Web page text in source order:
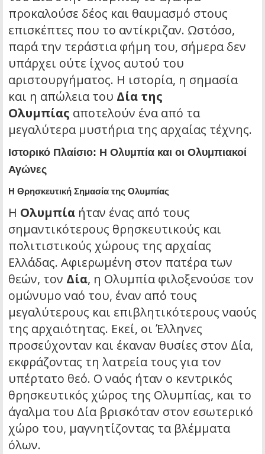
προκαλούσε δέος και θαυμασμό στους
επισκέπτες που το αντίκριζαν. Ωστόσο,
παρά την τεράστια φήμη του, σήμερα δεν
υπάρχει ούτε ίχνος αυτού του
αριστουργήματος. Η ιστορία, η σημασία
και η απώλεια του Δία της
Ολυμπίας αποτελούν ένα από τα
μεγαλύτερα μυστήρια της αρχαίας τέχνης.
Ιστορικό Πλαίσιο: Η Ολυμπία και οι Ολυμπιακοί
Αγώνες
Η Θρησκευτική Σημασία της Ολυμπίας
Η Ολυμπία ήταν ένας από τους
σημαντικότερους θρησκευτικούς και
πολιτιστικούς χώρους της αρχαίας
Ελλάδας. Αφιερωμένη στον πατέρα των
θεών, τον Δία, η Ολυμπία φιλοξενούσε τον
ομώνυμο ναό του, έναν από τους
μεγαλύτερους και επιβλητικότερους ναούς
της αρχαιότητας. Εκεί, οι Έλληνες
προσεύχονταν και έκαναν θυσίες στον Δία,
εκφράζοντας τη λατρεία τους για τον
υπέρτατο θεό. Ο ναός ήταν ο κεντρικός
θρησκευτικός χώρος της Ολυμπίας, και το
άγαλμα του Δία βρισκόταν στον εσωτερικό
χώρο του, μαγνητίζοντας τα βλέμματα
όλων.